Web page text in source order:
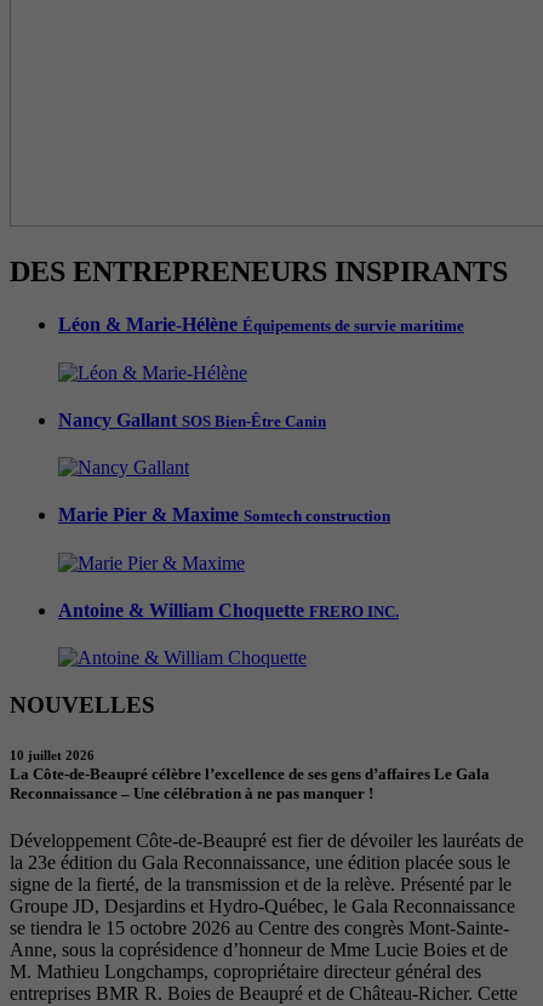
DES ENTREPRENEURS INSPIRANTS
Léon & Marie-Hélène Équipements de survie maritime
Nancy Gallant SOS Bien-Être Canin
Marie Pier & Maxime Somtech construction
Antoine & William Choquette FRERO INC.
NOUVELLES
10 juillet 2026
La Côte-de-Beaupré célèbre l’excellence de ses gens d’affaires Le Gala
Reconnaissance – Une célébration à ne pas manquer !
Développement Côte-de-Beaupré est fier de dévoiler les lauréats de
la 23e édition du Gala Reconnaissance, une édition placée sous le
signe de la fierté, de la transmission et de la relève. Présenté par le
Groupe JD, Desjardins et Hydro-Québec, le Gala Reconnaissance
se tiendra le 15 octobre 2026 au Centre des congrès Mont-Sainte-
Anne, sous la coprésidence d’honneur de Mme Lucie Boies et de
M. Mathieu Longchamps, copropriétaire directeur général des
entreprises BMR R. Boies de Beaupré et de Château-Richer. Cette